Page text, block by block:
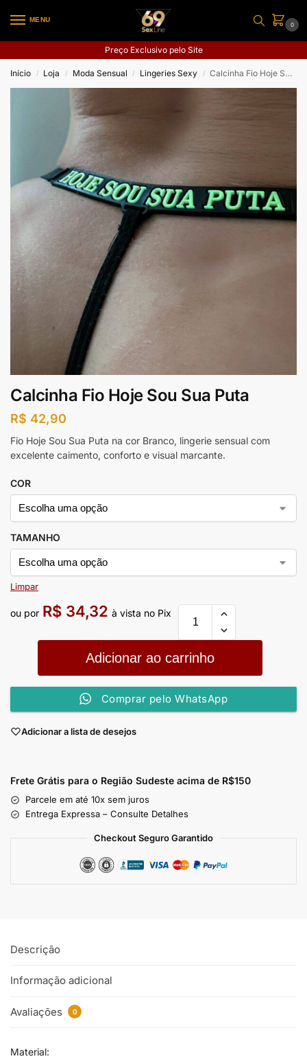
MENU
0
Preço Exclusivo pelo Site
Início / Loja / Moda Sensual / Lingeries Sexy / Calcinha Fio Hoje Sou Sua Puta
Calcinha Fio Hoje Sou Sua Puta
R$ 42,90
Fio Hoje Sou Sua Puta na cor Branco, lingerie sensual com
excelente caimento, conforto e visual marcante.
COR
TAMANHO
Limpar
ou por R$ 34,32 à vista no Pix
Adicionar ao carrinho
Comprar pelo WhatsApp
Adicionar a lista de desejos
Frete Grátis para o Região Sudeste acima de R$150
Parcele em até 10x sem juros
Entrega Expressa – Consulte Detalhes
Checkout Seguro Garantido
Descrição
Informação adicional
Avaliações 0
Material: